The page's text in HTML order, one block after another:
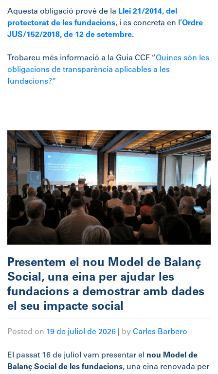
Aquesta obligació prové de la Llei 21/2014, del
protectorat de les fundacions, i es concreta en l’Ordre
JUS/152/2018, de 12 de setembre.
Trobareu més informació a la Guia CCF “Quines són les
obligacions de transparència aplicables a les
fundacions?”
Presentem el nou Model de Balanç
Social, una eina per ajudar les
fundacions a demostrar amb dades
el seu impacte social
Posted on 19 de juliol de 2026 by Carles Barbero
El passat 16 de juliol vam presentar el nou Model de
Balanç Social de les fundacions, una eina renovada per